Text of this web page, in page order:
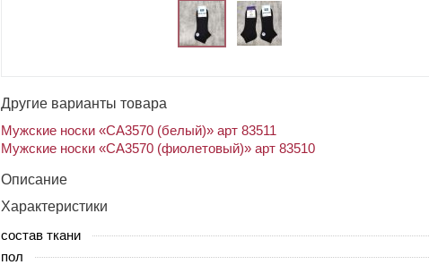
Другие варианты товара
Мужские носки «СА3570 (белый)» арт 83511
Мужские носки «СА3570 (фиолетовый)» арт 83510
Описание
Характеристики
состав ткани
пол